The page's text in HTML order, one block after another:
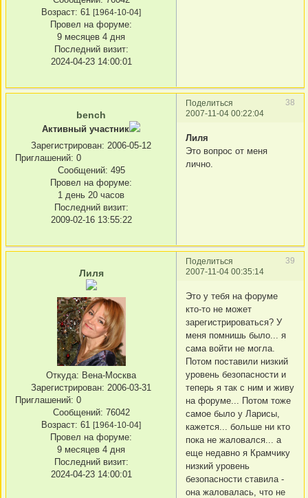
Возраст: 61 [1964-10-04]
Провел на форуме:
9 месяцев 4 дня
Последний визит:
2024-04-23 14:00:01
Поделиться
38
2007-11-04 00:22:04
bench
Активный участник
Зарегистрирован: 2006-05-12
Приглашений: 0
Сообщений: 495
Провел на форуме:
1 день 20 часов
Последний визит:
2009-02-16 13:55:22
Лиля
Это вопрос от меня
лично.
Поделиться
39
2007-11-04 00:35:14
Лиля
Откуда: Вена-Москва
Зарегистрирован: 2006-03-31
Приглашений: 0
Сообщений: 76042
Возраст: 61 [1964-10-04]
Провел на форуме:
9 месяцев 4 дня
Последний визит:
2024-04-23 14:00:01
Это у тебя на форуме
кто-то не может
зарегистрироваться? У
меня помнишь было... я
сама войти не могла.
Потом поставили низкий
уровень безопасности и
теперь я так с ним и живу
на форуме... Потом тоже
самое было у Ларисы,
кажется... больше ни кто
пока не жаловался... а
еще недавно я Крамчику
низкий уровень
безопасности ставила -
она жаловалась, что не